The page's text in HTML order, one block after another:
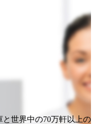
世界中の70万軒以上の